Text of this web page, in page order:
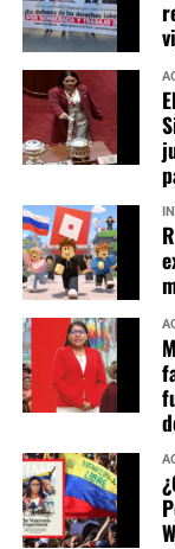
del Ministerio
mayor impacto
Castillo. No
impugnada
proceso no
manera
El fallo se conoce
política, pocos
durante el
presidente José
Keiko Fujimori.
resolución reabre
investigaciones
poner bajo
en procesos de